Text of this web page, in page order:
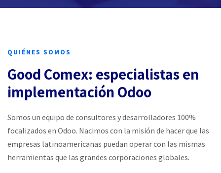
QUIÉNES SOMOS
Good Comex: especialistas en
implementación Odoo
Somos un equipo de consultores y desarrolladores 100%
focalizados en Odoo. Nacimos con la misión de hacer que las
empresas latinoamericanas puedan operar con las mismas
herramientas que las grandes corporaciones globales.